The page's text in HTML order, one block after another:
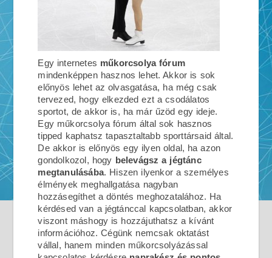
Egy internetes műkorcsolya fórum
mindenképpen hasznos lehet. Akkor is sok
előnyös lehet az olvasgatása, ha még csak
tervezed, hogy elkezded ezt a csodálatos
sportot, de akkor is, ha már űzöd egy ideje.
Egy műkorcsolya fórum által sok hasznos
tipped kaphatsz tapasztaltabb sporttársaid által.
De akkor is előnyös egy ilyen oldal, ha azon
gondolkozol, hogy belevágsz a jégtánc
megtanulásába. Hiszen ilyenkor a személyes
élmények meghallgatása nagyban
hozzásegíthet a döntés meghozatalához. Ha
kérdésed van a jégtánccal kapcsolatban, akkor
viszont máshogy is hozzájuthatsz a kívánt
információhoz. Cégünk nemcsak oktatást
vállal, hanem minden műkorcsolyázással